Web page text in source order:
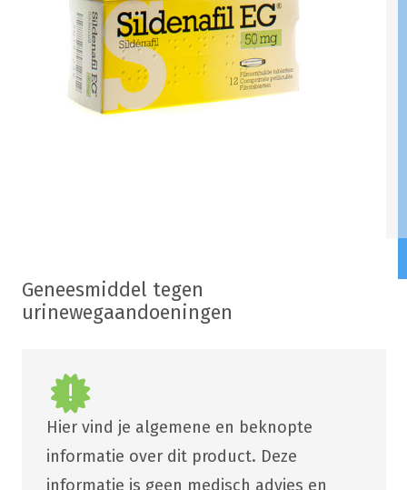
Geneesmiddel tegen
urinewegaandoeningen
Hier vind je algemene en beknopte
informatie over dit product. Deze
informatie is geen medisch advies en